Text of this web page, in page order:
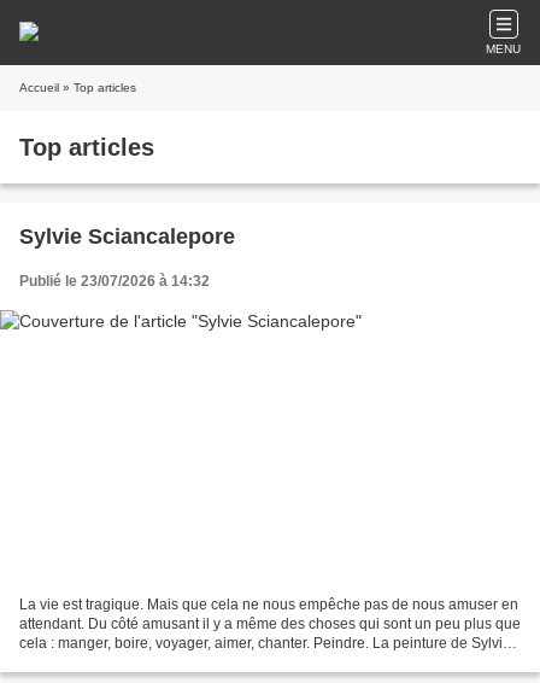
MENU
Accueil » Top articles
Top articles
Sylvie Sciancalepore
Publié le 23/07/2026 à 14:32
La vie est tragique. Mais que cela ne nous empêche pas de nous amuser en
attendant. Du côté amusant il y a même des choses qui sont un peu plus que
cela : manger, boire, voyager, aimer, chanter. Peindre. La peinture de Sylvie